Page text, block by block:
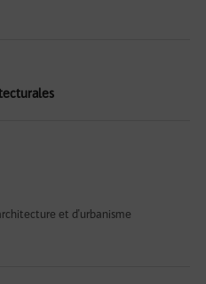
et d'urbanisme